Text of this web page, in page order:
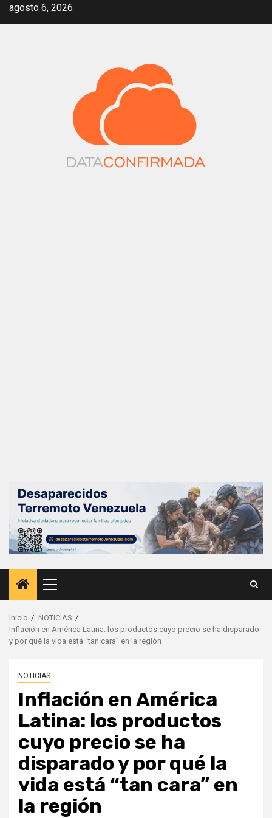
Saltar
agosto 6, 2026
Menú
principal
Inicio
NOTICIAS
Inflación en América Latina: los productos cuyo precio se ha disparado
y por qué la vida está “tan cara” en la región
NOTICIAS
Inflación en América
Latina: los productos
cuyo precio se ha
disparado y por qué la
vida está “tan cara” en
la región